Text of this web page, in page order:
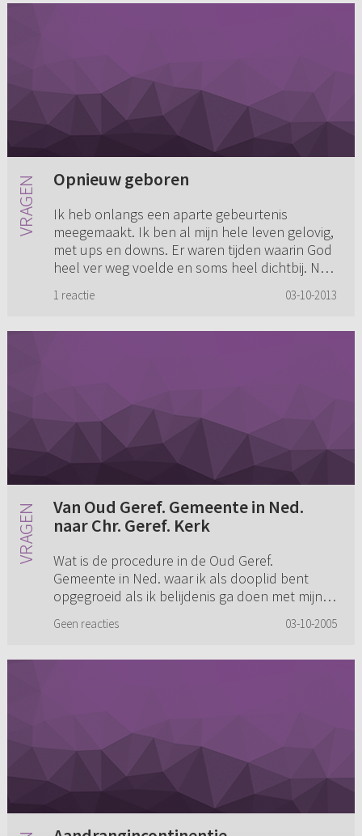
Opnieuw geboren
Ik heb onlangs een aparte gebeurtenis
meegemaakt. Ik ben al mijn hele leven gelovig,
met ups en downs. Er waren tijden waarin God
heel ver weg voelde en soms heel dichtbij. Nu
1 reactie 03-10-2013
Van Oud Geref. Gemeente in Ned.
naar Chr. Geref. Kerk
Wat is de procedure in de Oud Geref.
Gemeente in Ned. waar ik als dooplid bent
opgegroeid als ik belijdenis ga doen met mijn
dooplidmaatschap opzeggen in d...
Geen reacties 03-10-2005